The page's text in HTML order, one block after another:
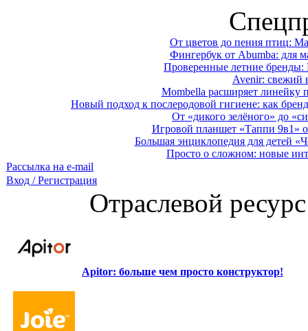
От цветов до пения птиц:
Фингербук от Abumba: для
Проверенные летние
Avenir: свежий
Mombella расширяет линейку
Новый подход к послеродовой гигиене: как
От «дикого зелёного» до
Игровой планшет «Таппи 9в1»
Большая энциклопедия для детей
Просто о сложном: новые
Рассылка на e-mail
Вход / Регистрация
Отраслевой
Apitor: больше чем просто конструктор!